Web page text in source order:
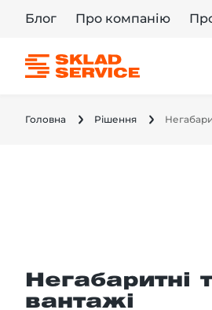
Блог Про компанію
Головна Рішення
Негабаритні
вантажі